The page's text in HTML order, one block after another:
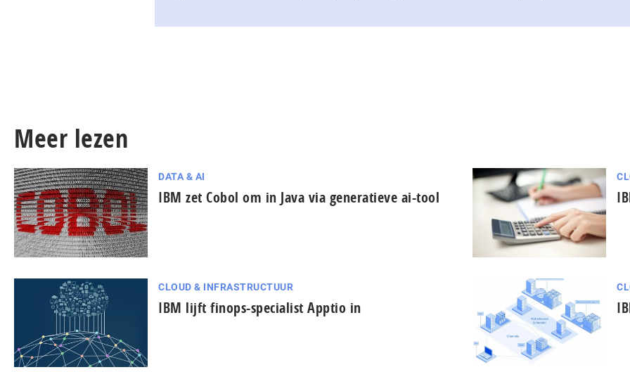
Meer lezen
DATA & AI
IBM zet Cobol om in Java via generatieve ai-tool
CLOUD & INFRASTRUCTUUR
IBM lijft finops-specialist Apptio in